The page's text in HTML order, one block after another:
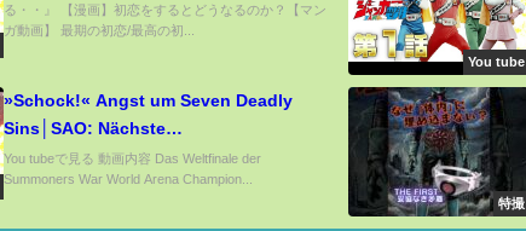
る・・』 【漫画】初恋をするとどうなるのか？【マン
ガ動画】 最期の初恋/最高の初...
You tube
»Schock!« Angst um Seven Deadly
Sins│SAO: Nächste
Überraschung│Jujutsu Kaisen News –
Anime News #218
You tubeで見る 動画内容 Das Weltfinale der
Summoners War World Arena Champion...
特撮